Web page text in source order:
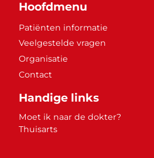
Hoofdmenu
Patiënten informatie
Veelgestelde vragen
Organisatie
Contact
Handige links
Moet ik naar de dokter?
Thuisarts